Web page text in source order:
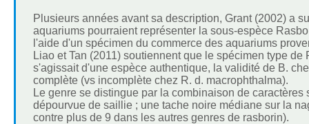
Plusieurs années avant sa description, Grant (2002) a
aquariums pourraient représenter la sous-espèce
l'aide d'un spécimen du commerce des aquariums
Liao et Tan (2011) soutiennent que le spécimen type
s'agissait d'une espèce authentique, la validité de B.
complète (vs incomplète chez R. d. macrophthalma).
Le genre se distingue par la combinaison de
dépourvue de saillie ; une tache noire médiane sur la
contre plus de 9 dans les autres genres de rasborin).